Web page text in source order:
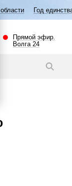
народов
Прямой эфир.
Волга 24